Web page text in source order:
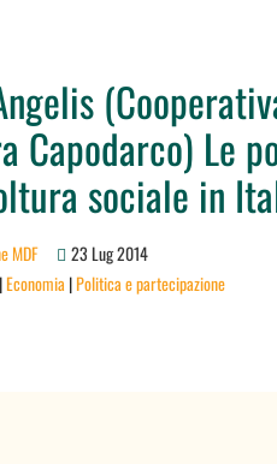
Capodarco) Le
sociale in
MDF 23 Lug 2014
Economia|Politica e partecipazione